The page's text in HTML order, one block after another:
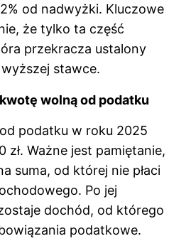
od nadwyżki. Kluczowe
że tylko ta część
przekracza ustalony
stawce.
wolną od podatku
podatku w roku 2025
zł. Ważne jest pamiętanie,
suma, od której nie płaci
Po jej
dochód, od którego
podatkowe.